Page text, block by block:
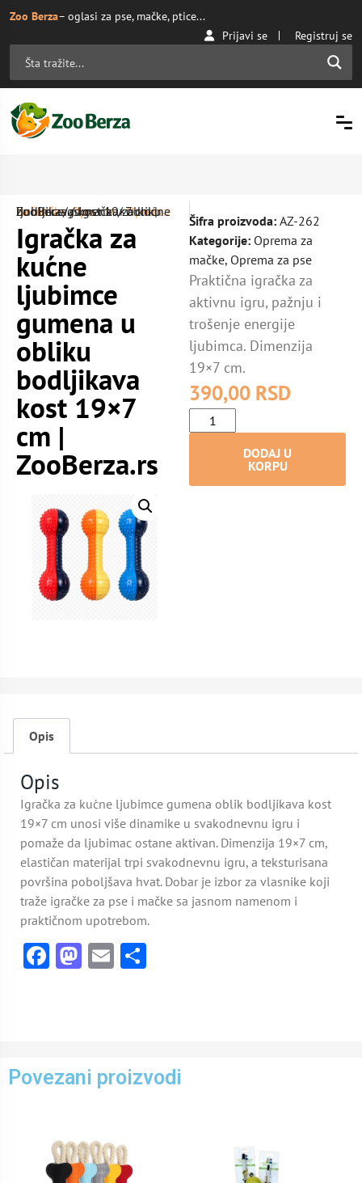
Zoo Berza– oglasi za pse, mačke, ptice...
Prijavi se
Registruj se
Početna/Oprema/
Oprema za mačke
/ Igračka za kućne ljubimce gumena u obliku bodljikava kost 19×7 cm | ZooBerza.rs
Igračka za
kućne
ljubimce
gumena u
obliku
bodljikava
kost 19×7
cm |
ZooBerza.rs
Šifra proizvoda: AZ-262
Kategorije: Oprema za
mačke, Oprema za pse
Praktična igračka za
aktivnu igru, pažnju i
trošenje energije
ljubimca. Dimenzija
19×7 cm.
390,00 RSD
DODAJ U
KORPU
Opis
Opis
Igračka za kućne ljubimce gumena oblik bodljikava kost
19×7 cm unosi više dinamike u svakodnevnu igru i
pomaže da ljubimac ostane aktivan. Dimenzija 19×7 cm,
elastičan materijal trpi svakodnevnu igru, a teksturisana
površina poboljšava hvat. Dobar je izbor za vlasnike koji
traže igračke za pse i mačke sa jasnom namenom i
praktičnom upotrebom.
Facebook
Mastodon
Email
Povezani proizvodi